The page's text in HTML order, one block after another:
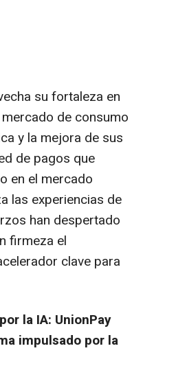
su fortaleza en
de consumo
y la mejora de sus
de pagos que
en el mercado
las experiencias de
han despertado
firmeza el
clave para
la IA: UnionPay
impulsado por la